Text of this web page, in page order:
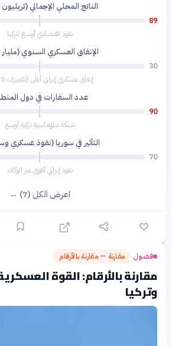
الناتج المحلي الإجمالي
89
نفوذ اقتصادي أوسع لتركيا
الإنفاق العسكري السنوي (مليار
30
إنفاق عسكري إيراني أعلى (تقديرات 2023)
عدد السفارات في دول
90
شبكة دبلوماسية تركية أوسع
التأثير في سوريا (نفوذ عسكري
70
نفوذ إيراني أقوى عبر الوكلاء
اعرض الكل (7) ←
فضول› مقارنة — مقارنة بالأرقام
مقارنة بالأرقام: القوة
وتركيا